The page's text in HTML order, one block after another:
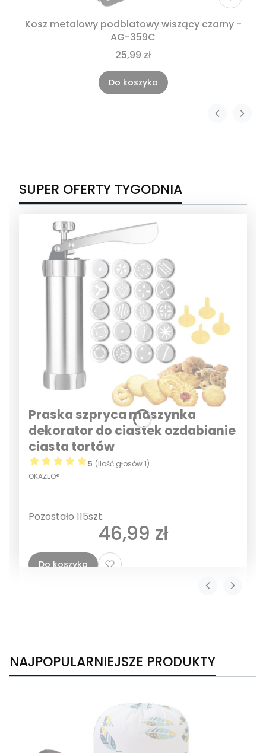
Kosz metalowy podblatowy wiszący czarny -
AG-359C
25,99 zł
Do koszyka
SUPER OFERTY TYGODNIA
Praska szpryca maszynka
dekorator do ciastek ozdabianie
ciasta tortów
5 (Ilość głosów 1)
OKAZEO®
Pozostało 115szt.
Cena
46,99 zł
Do koszyka
NAJPOPULARNIEJSZE PRODUKTY